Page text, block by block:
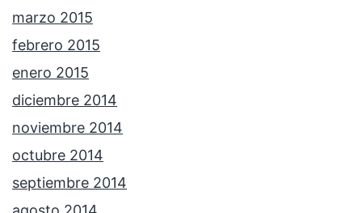
marzo 2015
febrero 2015
enero 2015
diciembre 2014
noviembre 2014
octubre 2014
septiembre 2014